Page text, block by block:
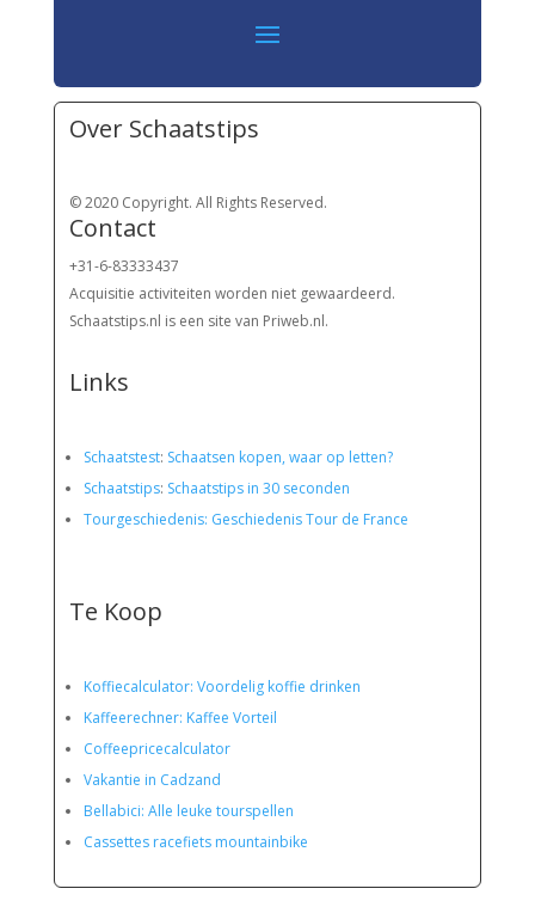
Over Schaatstips
© 2020 Copyright. All Rights Reserved.
Contact
+31-6-83333437
Acquisitie activiteiten worden niet gewaardeerd.
Schaatstips.nl is een site van Priweb.nl.
Links
Schaatstest: Schaatsen kopen, waar op letten?
Schaatstips: Schaatstips in 30 seconden
Tourgeschiedenis: Geschiedenis Tour de France
Te Koop
Koffiecalculator: Voordelig koffie drinken
Kaffeerechner: Kaffee Vorteil
Coffeepricecalculator
Vakantie in Cadzand
Bellabici: Alle leuke tourspellen
Cassettes racefiets mountainbike